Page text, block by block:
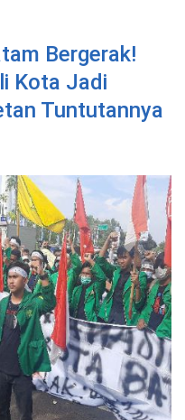
Bergerak!
Kota Jadi
Tuntutannya